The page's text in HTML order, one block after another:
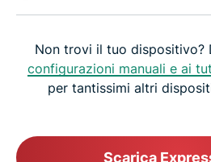
Non trovi il tuo dispositivo?
configurazioni manuali e ai
per tantissimi altri
Scarica